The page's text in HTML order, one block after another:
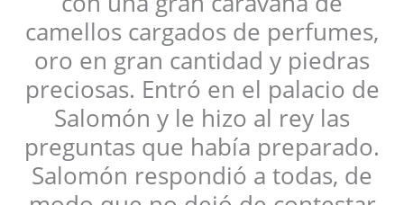
camellos cargados de perfumes,
oro en gran cantidad y piedras
preciosas. Entró en el palacio de
Salomón y le hizo al rey las
preguntas que había preparado.
Salomón respondió a todas, de